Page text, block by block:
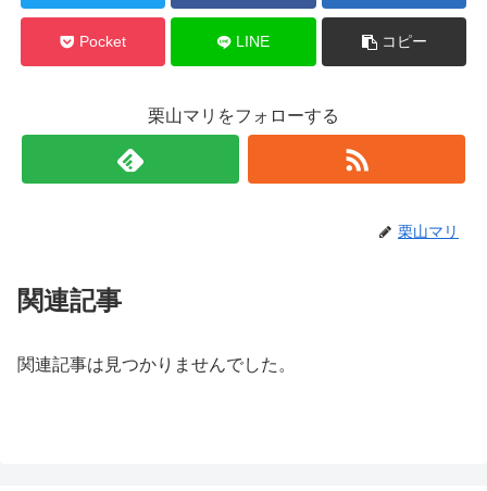
Pocket LINE コピー
栗山マリをフォローする
栗山マリ
関連記事
関連記事は見つかりませんでした。